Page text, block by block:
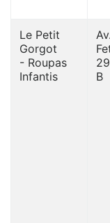
Le Petit
Gorgot
- Roupas
Infantis
B